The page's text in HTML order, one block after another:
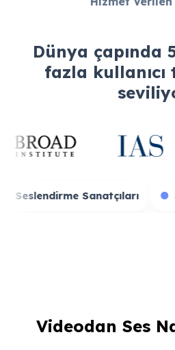
Dünya çapında
fazla kullanıcı
Yayıncıları Seslendirme
Videodan Ses